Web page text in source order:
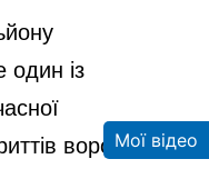
один із
ворогаМої відео